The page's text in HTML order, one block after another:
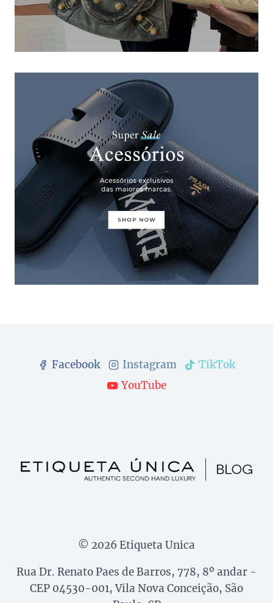
Facebook Instagram
TikTok
YouTube
© 2026 Etiqueta Unica
Rua Dr. Renato Paes de Barros, 778, 8º andar -
CEP 04530-001, Vila Nova Conceição, São